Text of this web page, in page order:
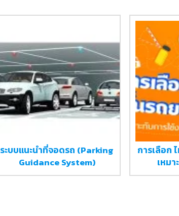
ระบบแนะนำที่จอดรถ (Parking
Guidance System)
การเลือก
เหม